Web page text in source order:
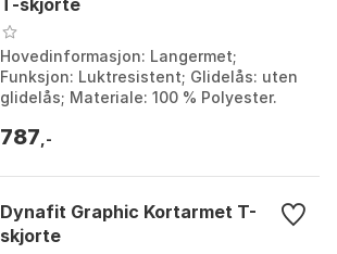
T-skjorte
Hovedinformasjon: Langermet;
Funksjon: Luktresistent; Glidelås: uten
glidelås; Materiale: 100 % Polyester.
787 ,-
Dynafit Graphic Kortarmet T-
skjorte